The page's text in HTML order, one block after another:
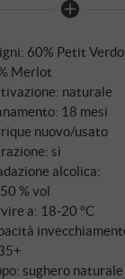
parlano in
60% Petit
Merlot
naturale
18 mesi
nuovo/usato
sì
alcolica:
% vol
a: 18‑20 °C
sughero naturale